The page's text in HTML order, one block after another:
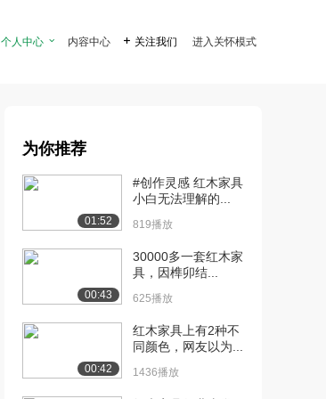
个人中心  内容中心  关注我们 进入关怀模式
为你推荐
01:52
#创作灵感 红木家具
小白无法理解的...
819播放
00:43
30000多一套红木家
具，因榫卯结...
625播放
00:42
红木家具上有2种不
同颜色，网友以为...
1436播放